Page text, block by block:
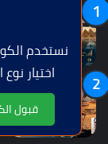
نستخدم
اختيار
قبول